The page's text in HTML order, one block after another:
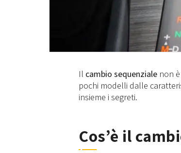
Il cambio sequenziale non
pochi modelli dalle
insieme i segreti.
Cos’è il